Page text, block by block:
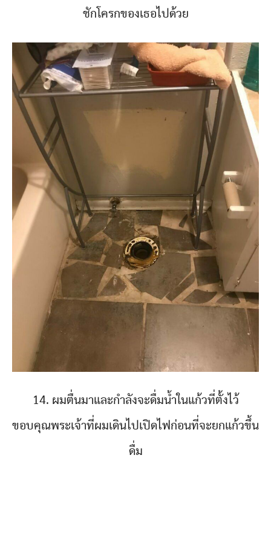
ชักโครกของเธอไปด้วย
14. ผมตื่นมาและกำลังจะดื่มน้ำในแก้วที่ตั้งไว้
ขอบคุณพระเจ้าที่ผมเดินไปเปิดไฟก่อนที่จะยกแก้วขึ้น
ดื่ม